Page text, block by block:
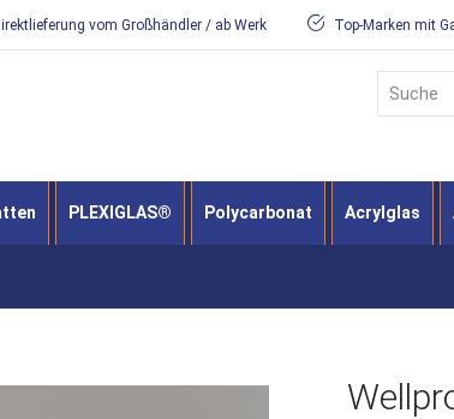
vom Großhändler / ab Werk Top-Marken mit
Suche
PLEXIGLAS® Polycarbonat Acrylglas